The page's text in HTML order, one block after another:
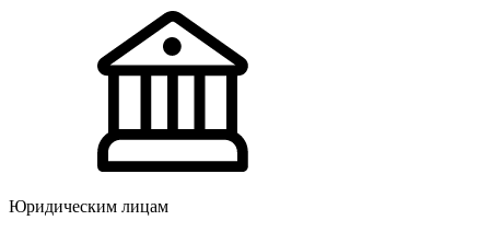
Юридическим лицам